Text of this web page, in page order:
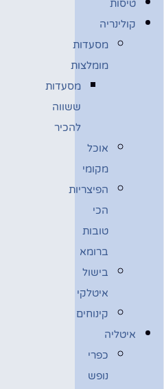
טיסות
קולינריה
מסעדות
מומלצות
מסעדות
ששווה
להכיר
אוכל
מקומי
הפיצריות
הכי
טובות
ברומא
בישול
איטלקי
קינוחים
איטליה
כפרי
נופש